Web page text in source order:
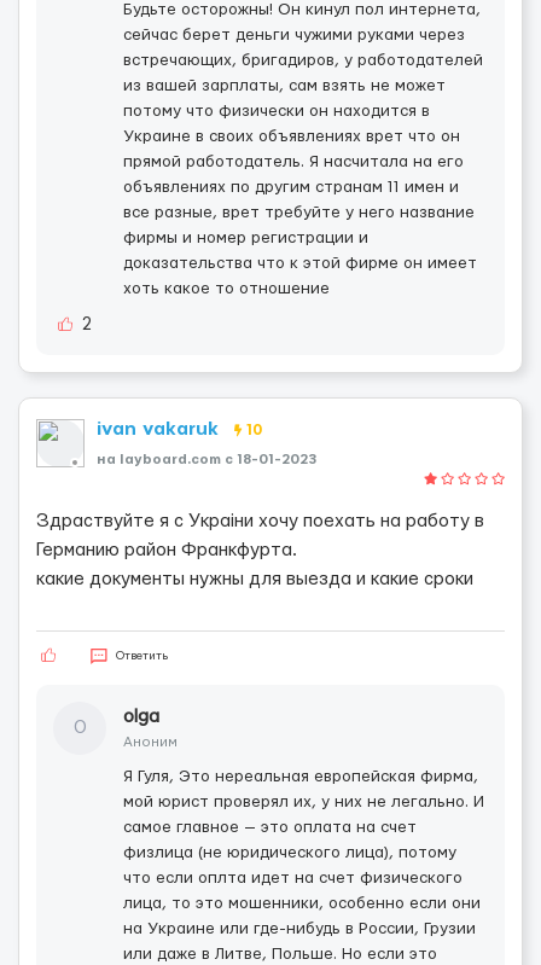
Будьте осторожны! Он кинул пол интернета,
cейчас берет деньги чужими руками через
встречающих, бригадиров, у работодателей
из вашей зарплаты, сам взять не может
потому что физически он находится в
Украине в своих объявлениях врет что он
прямой работодатель. Я насчитала на его
объявлениях по другим странам 11 имен и
все разные, врет требуйте у него название
фирмы и номер регистрации и
доказательства что к этой фирме он имеет
хоть какое то отношение
2
ivan vakaruk 10
на layboard.com c 18-01-2023
Здраствуйте я с Украіни хочу поехать на работу в
Германию район Франкфурта.
какие документы нужны для выезда и какие сроки
Ответить
O
olga
Аноним
Я Гуля, Это нереальная европейская фирма,
мой юрист проверял их, у них не легально. И
самое главное — это оплата на счет
физлица (не юридического лица), потому
что если оплта идет на счет физического
лица, то это мошенники, особенно если они
на Украине или где-нибудь в России, Грузии
или даже в Литве, Польше. Но если это